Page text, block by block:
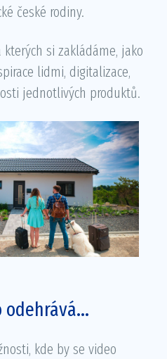
české rodiny.
kterých si zakládáme, jako
lidmi, digitalizace,
jednotlivých produktů.
odehrává…
kde by se video